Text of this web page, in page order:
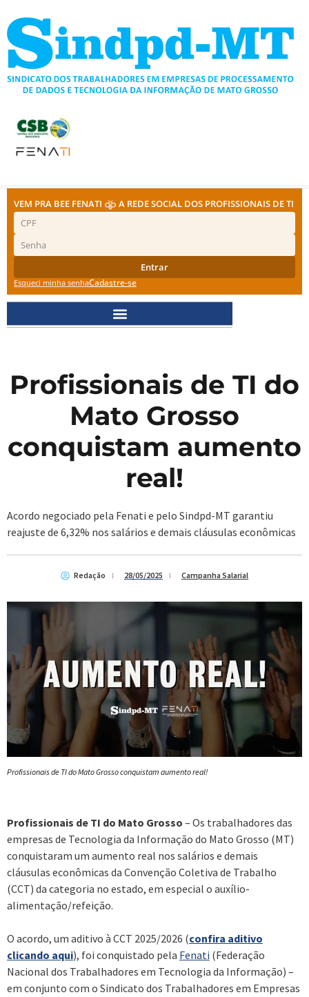
para
conteúdo
VEM PRA BEE FENATI A REDE SOCIAL DOS PROFISSIONAIS DE TI
Entrar
Esqueci minha senhaCadastre-se
Profissionais de TI do
Mato Grosso
conquistam aumento
real!
Acordo negociado pela Fenati e pelo Sindpd-MT garantiu
reajuste de 6,32% nos salários e demais cláusulas econômicas
Redação 28/05/2025 Campanha Salarial
Profissionais de TI do Mato Grosso conquistam aumento real!
Profissionais de TI do Mato Grosso – Os trabalhadores das
empresas de Tecnologia da Informação do Mato Grosso (MT)
conquistaram um aumento real nos salários e demais
cláusulas econômicas da Convenção Coletiva de Trabalho
(CCT) da categoria no estado, em especial o auxílio-
alimentação/refeição.
O acordo, um aditivo à CCT 2025/2026 (confira aditivo
clicando aqui), foi conquistado pela Fenati (Federação
Nacional dos Trabalhadores em Tecnologia da Informação) –
em conjunto com o Sindicato dos Trabalhadores em Empresas